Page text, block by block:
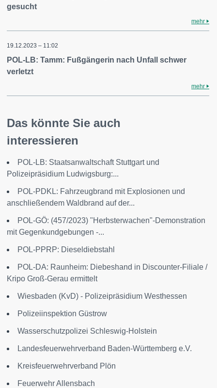
gesucht
mehr
19.12.2023 – 11:02
POL-LB: Tamm: Fußgängerin nach Unfall schwer
verletzt
mehr
Das könnte Sie auch
interessieren
POL-LB: Staatsanwaltschaft Stuttgart und
Polizeipräsidium Ludwigsburg:...
POL-PDKL: Fahrzeugbrand mit Explosionen und
anschließendem Waldbrand auf der...
POL-GÖ: (457/2023) "Herbsterwachen"-Demonstration
mit Gegenkundgebungen -...
POL-PPRP: Dieseldiebstahl
POL-DA: Raunheim: Diebeshand in Discounter-Filiale /
Kripo Groß-Gerau ermittelt
Wiesbaden (KvD) - Polizeipräsidium Westhessen
Polizeiinspektion Güstrow
Wasserschutzpolizei Schleswig-Holstein
Landesfeuerwehrverband Baden-Württemberg e.V.
Kreisfeuerwehrverband Plön
Feuerwehr Allensbach